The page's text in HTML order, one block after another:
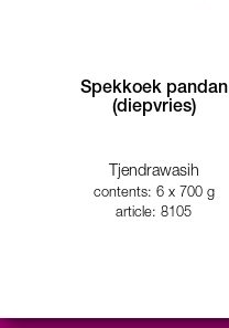
Spekkoek pandan
(diepvries)
Tjendrawasih
contents: 6 x 700 g
article: 8105